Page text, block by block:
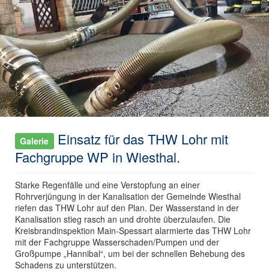
Galerie
Einsatz für das THW Lohr mit
Fachgruppe WP in Wiesthal.
Starke Regenfälle und eine Verstopfung an einer
Rohrverjüngung in der Kanalisation der Gemeinde Wiesthal
riefen das THW Lohr auf den Plan. Der Wasserstand in der
Kanalisation stieg rasch an und drohte überzulaufen. Die
Kreisbrandinspektion Main-Spessart alarmierte das THW Lohr
mit der Fachgruppe Wasserschaden/Pumpen und der
Großpumpe „Hannibal“, um bei der schnellen Behebung des
Schadens zu unterstützen.